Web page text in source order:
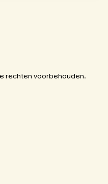
rechten voorbehouden.